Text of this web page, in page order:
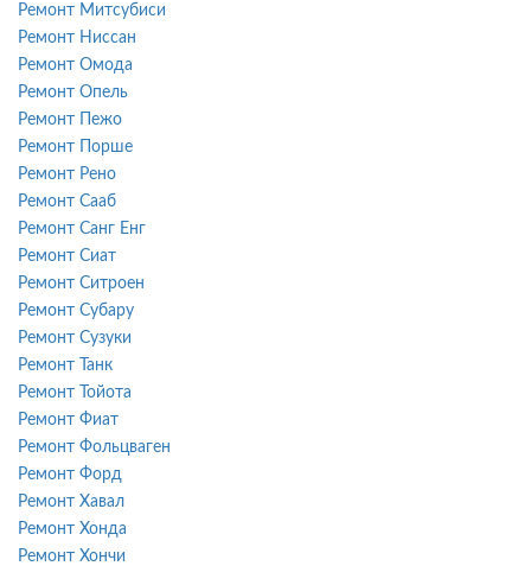
Ремонт Митсубиси
Ремонт Ниссан
Ремонт Омода
Ремонт Опель
Ремонт Пежо
Ремонт Порше
Ремонт Рено
Ремонт Сааб
Ремонт Санг Енг
Ремонт Сиат
Ремонт Ситроен
Ремонт Субару
Ремонт Сузуки
Ремонт Танк
Ремонт Тойота
Ремонт Фиат
Ремонт Фольцваген
Ремонт Форд
Ремонт Хавал
Ремонт Хонда
Ремонт Хончи